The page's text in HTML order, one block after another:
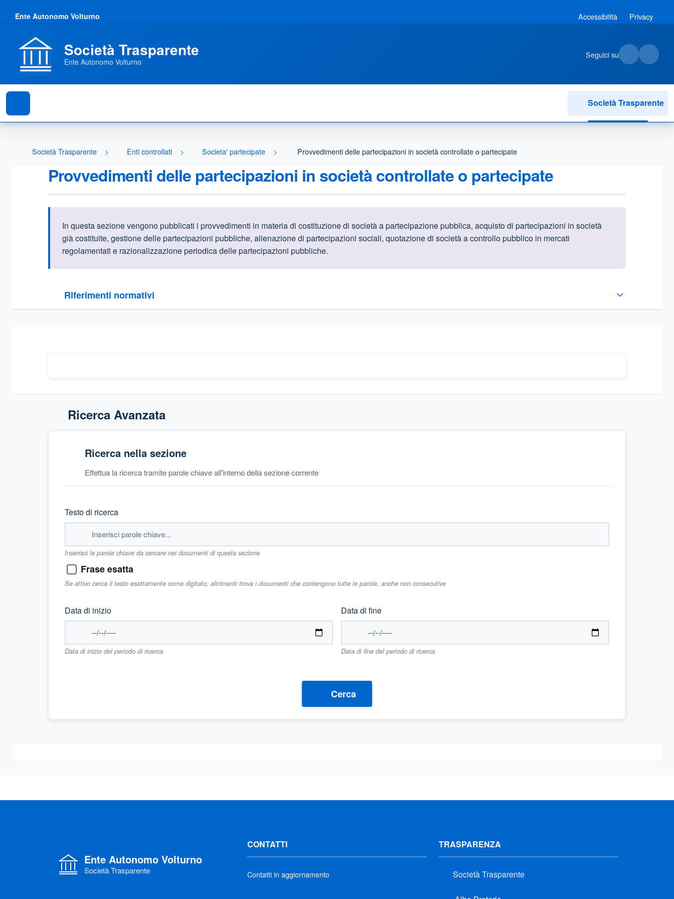
Ente Autonomo Volturno Accessibilità Privacy
Società Trasparente
Ente Autonomo Volturno
Seguici su
Società Trasparente
Società Trasparente Enti controllati Societa' partecipate Provvedimenti delle partecipazioni in società controllate o partecipate
Provvedimenti delle partecipazioni in società controllate o partecipate
Informazioni introduttive
In questa sezione vengono pubblicati i provvedimenti in materia di costituzione di società a partecipazione pubblica, acquisto di partecipazioni in società
già costituite, gestione delle partecipazioni pubbliche, alienazione di partecipazioni sociali, quotazione di società a controllo pubblico in mercati
regolamentati e razionalizzazione periodica delle partecipazioni pubbliche.
Riferimenti normativi
Sezione compressa
Ricerca Avanzata
Ricerca nella sezione
Effettua la ricerca tramite parole chiave all'interno della sezione corrente
Testo di ricerca
Inserisci le parole chiave da cercare nei documenti di questa sezione
Frase esatta
Se attivo cerca il testo esattamente come digitato; altrimenti trova i documenti che contengono tutte le parole, anche non consecutive
Data di inizio
Data di inizio del periodo di ricerca
Data di fine
Data di fine del periodo di ricerca
Cerca
Ente Autonomo Volturno
Società Trasparente
CONTATTI
Contatti in aggiornamento
TRASPARENZA
Società Trasparente